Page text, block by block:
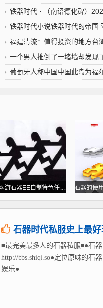
铁器时代 · （南诏德化碑）2022年
铁器时代小说铁器时代的帝国 亚述的崛
福建清流：值得投资的地方台
一个男人推倒了一堵墙却发现了传说中古老的地下城市？铁
葡萄牙人称中国中国此岛为福尔摩沙意为美丽之岛？
经典石器时代网游石器EE自制特色任务天空石器官网
石器时代私服史上最
≡最完美最多人的石器私服≡●石器
http://bbs.shiqi.so●定位原味的石
娱乐●...